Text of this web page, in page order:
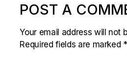
POST A
Your email address will not
Required fields are marked *